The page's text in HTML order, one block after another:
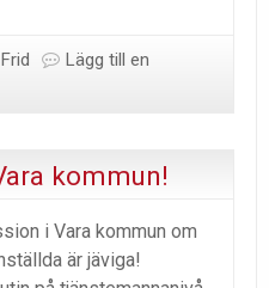
Lägg till en
kommun!
i Vara kommun om
är jäviga!